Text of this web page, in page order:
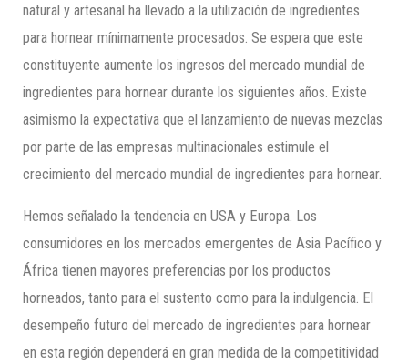
natural y artesanal ha llevado a la utilización de ingredientes
para hornear mínimamente procesados. Se espera que este
constituyente aumente los ingresos del mercado mundial de
ingredientes para hornear durante los siguientes años. Existe
asimismo la expectativa que el lanzamiento de nuevas mezclas
por parte de las empresas multinacionales estimule el
crecimiento del mercado mundial de ingredientes para hornear.
Hemos señalado la tendencia en USA y Europa. Los
consumidores en los mercados emergentes de Asia Pacífico y
África tienen mayores preferencias por los productos
horneados, tanto para el sustento como para la indulgencia. El
desempeño futuro del mercado de ingredientes para hornear
en esta región dependerá en gran medida de la competitividad